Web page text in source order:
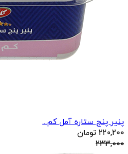
پنیر پنج ستاره آمل کم...
220,200 تومان
233,000